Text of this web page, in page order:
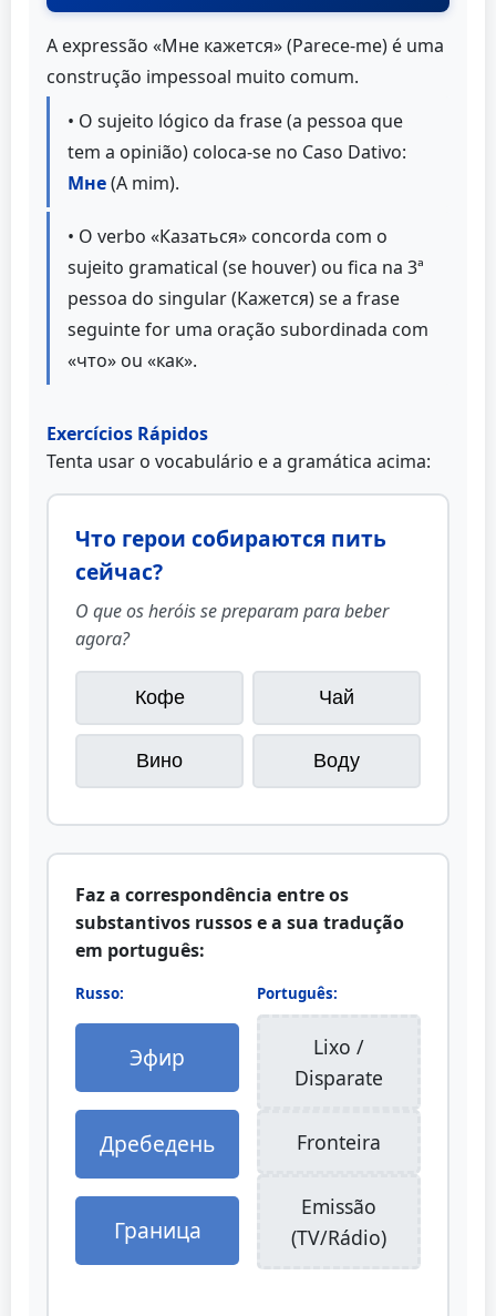
A expressão «Мне кажется» (Parece-me) é uma
construção impessoal muito comum.
• O sujeito lógico da frase (a pessoa que
tem a opinião) coloca-se no Caso Dativo:
Мне(A mim).
• O verbo «Казаться» concorda com o
sujeito gramatical (se houver) ou fica na 3ª
pessoa do singular (Кажется) se a frase
seguinte for uma oração subordinada com
«что» ou «как».
Exercícios Rápidos
Tenta usar o vocabulário e a gramática acima:
Что герои собираются пить
сейчас?
O que os heróis se preparam para beber
agora?
Кофе Чай
Вино Воду
Faz a correspondência entre os
substantivos russos e a sua tradução
em português:
Russo:
Эфир
Дребедень
Граница
Português:
Lixo /
Disparate
Fronteira
Emissão
(TV/Rádio)